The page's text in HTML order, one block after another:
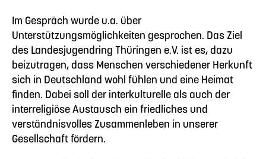
Im Gespräch wurde u.a. über
Unterstützungsmöglichkeiten gesprochen. Das Ziel
des Landesjugendring Thüringen e.V. ist es, dazu
beizutragen, dass Menschen verschiedener Herkunft
sich in Deutschland wohl fühlen und eine Heimat
finden. Dabei soll der interkulturelle als auch der
interreligiöse Austausch ein friedliches und
verständnisvolles Zusammenleben in unserer
Gesellschaft fördern.